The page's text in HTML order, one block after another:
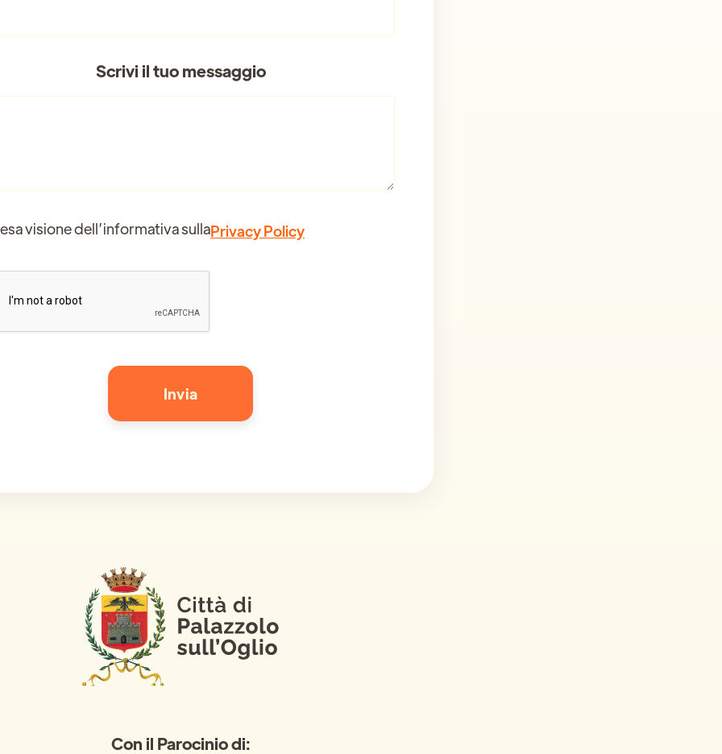
Scrivi il tuo messaggio
visione dell’informativa sullaPrivacy Policy
Con il Parocinio di: